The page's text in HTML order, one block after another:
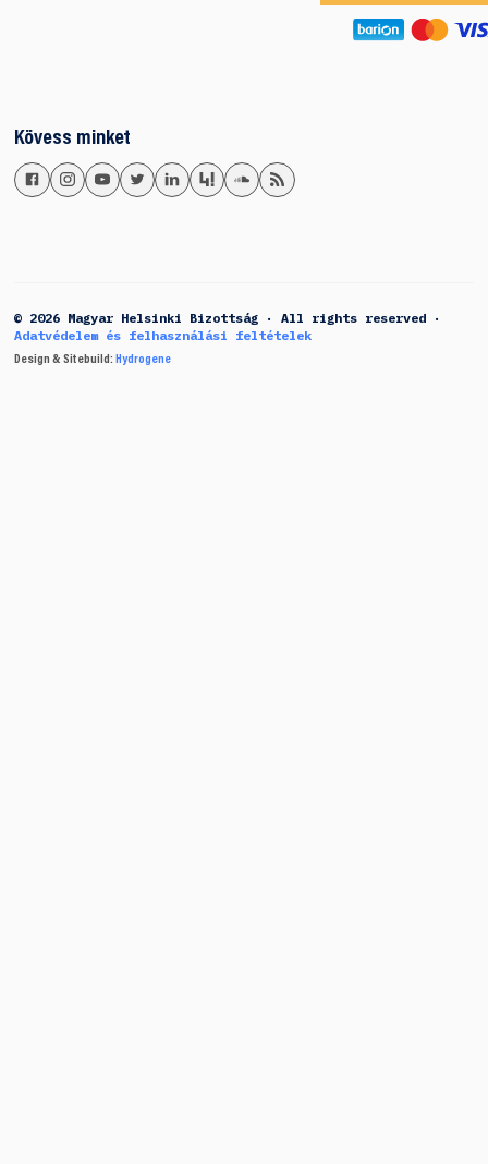
Kövess minket
© 2026 Magyar Helsinki Bizottság · All rights reserved ·
Adatvédelem és felhasználási feltételek
Design & Sitebuild: Hydrogene